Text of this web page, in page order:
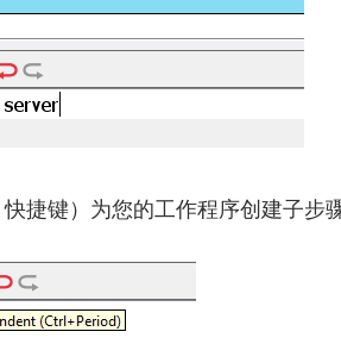
捷键）为您的工作程序创建子步骤